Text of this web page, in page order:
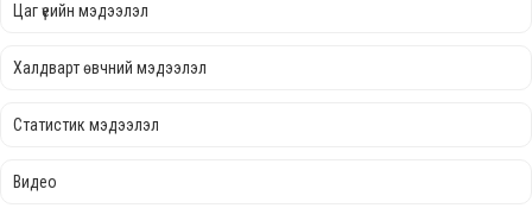
Цаг үеийн мэдээлэл
Халдварт өвчний мэдээлэл
Статистик мэдээлэл
Видео